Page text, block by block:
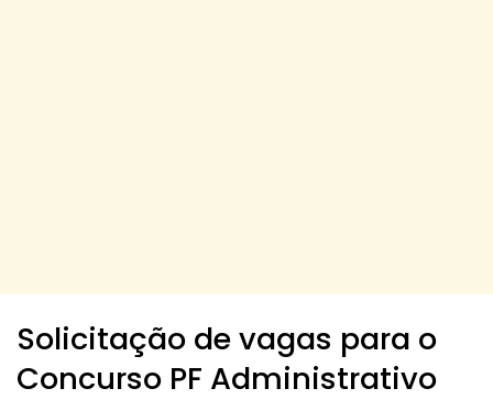
Solicitação de vagas para o
Concurso PF Administrativo